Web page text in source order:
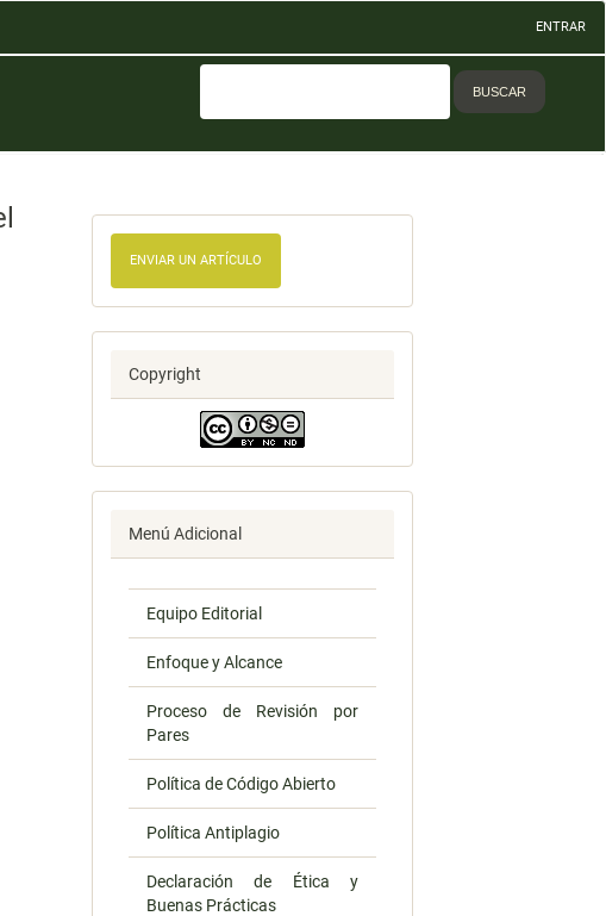
ENTRAR
BUSCAR
ENVIAR UN ARTÍCULO
Copyright
Menú Adicional
Equipo Editorial
Enfoque y Alcance
Proceso de Revisión por
Pares
Política de Código Abierto
Política Antiplagio
Declaración de Ética y
Buenas Prácticas